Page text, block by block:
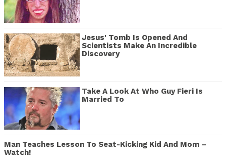
Jesus' Tomb Is Opened And
Scientists Make An Incredible
Discovery
Take A Look At Who Guy Fieri Is
Married To
Man Teaches Lesson To Seat-Kicking Kid And Mom –
Watch!